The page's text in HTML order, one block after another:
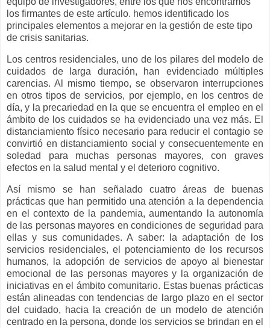
los firmantes de este artículo. hemos identificado los
principales elementos a mejorar en la gestión de este tipo
de crisis sanitarias.
Los centros residenciales, uno de los pilares del modelo de
cuidados de larga duración, han evidenciado múltiples
carencias. Al mismo tiempo, se observaron interrupciones
en otros tipos de servicios, por ejemplo, en los centros de
día, y la precariedad en la que se encuentra el empleo en el
ámbito de los cuidados se ha evidenciado una vez más. El
distanciamiento físico necesario para reducir el contagio se
convirtió en distanciamiento social y consecuentemente en
soledad para muchas personas mayores, con graves
efectos en la salud mental y el deterioro cognitivo.
Así mismo se han señalado cuatro áreas de buenas
prácticas que han permitido una atención a la dependencia
en el contexto de la pandemia, aumentando la autonomía
de las personas mayores en condiciones de seguridad para
ellas y sus comunidades. A saber: la adaptación de los
servicios residenciales, el potenciamiento de los recursos
humanos, la adopción de servicios de apoyo al bienestar
emocional de las personas mayores y la organización de
iniciativas en el ámbito comunitario. Estas buenas prácticas
están alineadas con tendencias de largo plazo en el sector
del cuidado, hacia la creación de un modelo de atención
centrado en la persona, donde los servicios se brindan en el